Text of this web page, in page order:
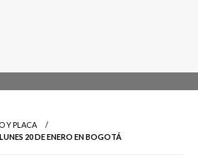
Y PLACA
20 DE ENERO EN BOGOTÁ